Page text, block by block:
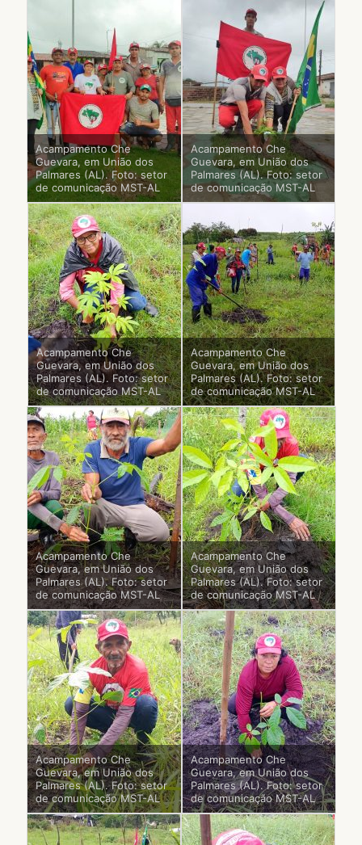
Acampamento Che
Guevara, em União dos
Palmares (AL). Foto: setor
de comunicação MST-AL
Acampamento Che
Guevara, em União dos
Palmares (AL). Foto: setor
de comunicação MST-AL
Acampamento Che
Guevara, em União dos
Palmares (AL). Foto: setor
de comunicação MST-AL
Acampamento Che
Guevara, em União dos
Palmares (AL). Foto: setor
de comunicação MST-AL
Acampamento Che
Guevara, em União dos
Palmares (AL). Foto: setor
de comunicação MST-AL
Acampamento Che
Guevara, em União dos
Palmares (AL). Foto: setor
de comunicação MST-AL
Acampamento Che
Guevara, em União dos
Palmares (AL). Foto: setor
de comunicação MST-AL
Acampamento Che
Guevara, em União dos
Palmares (AL). Foto: setor
de comunicação MST-AL